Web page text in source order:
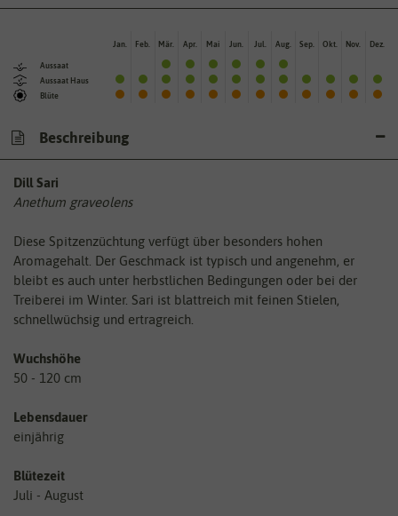
Aussaat
Aussaat Haus
Blüte
Jan. Feb. Mär. Apr. Mai Jun. Jul. Aug. Sep. Okt. Nov. Dez.
Beschreibung
Dill Sari
Anethum graveolens
Diese Spitzenzüchtung verfügt über besonders hohen
Aromagehalt. Der Geschmack ist typisch und angenehm, er
bleibt es auch unter herbstlichen Bedingungen oder bei der
Treiberei im Winter. Sari ist blattreich mit feinen Stielen,
schnellwüchsig und ertragreich.
Wuchshöhe
50 - 120 cm
Lebensdauer
einjährig
Blütezeit
Juli - August